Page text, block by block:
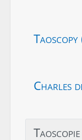
Charles
Taoscopie